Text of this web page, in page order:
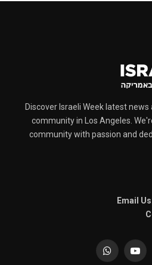
Discover Israeli Week latest
community in Los Angeles.
community with passion and
Email
YouTube
WhatsApp